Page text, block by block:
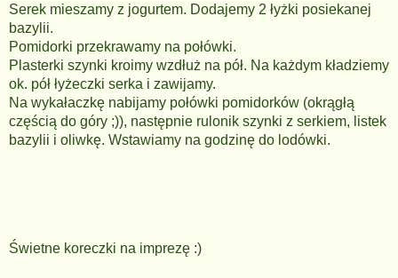
Serek mieszamy z jogurtem. Dodajemy 2 łyżki posiekanej
bazylii.
Pomidorki przekrawamy na połówki.
Plasterki szynki kroimy wzdłuż na pół. Na każdym kładziemy
ok. pół łyżeczki serka i zawijamy.
Na wykałaczkę nabijamy połówki pomidorków (okrągłą
częścią do góry ;)), następnie rulonik szynki z serkiem, listek
bazylii i oliwkę. Wstawiamy na godzinę do lodówki.
Świetne koreczki na imprezę :)